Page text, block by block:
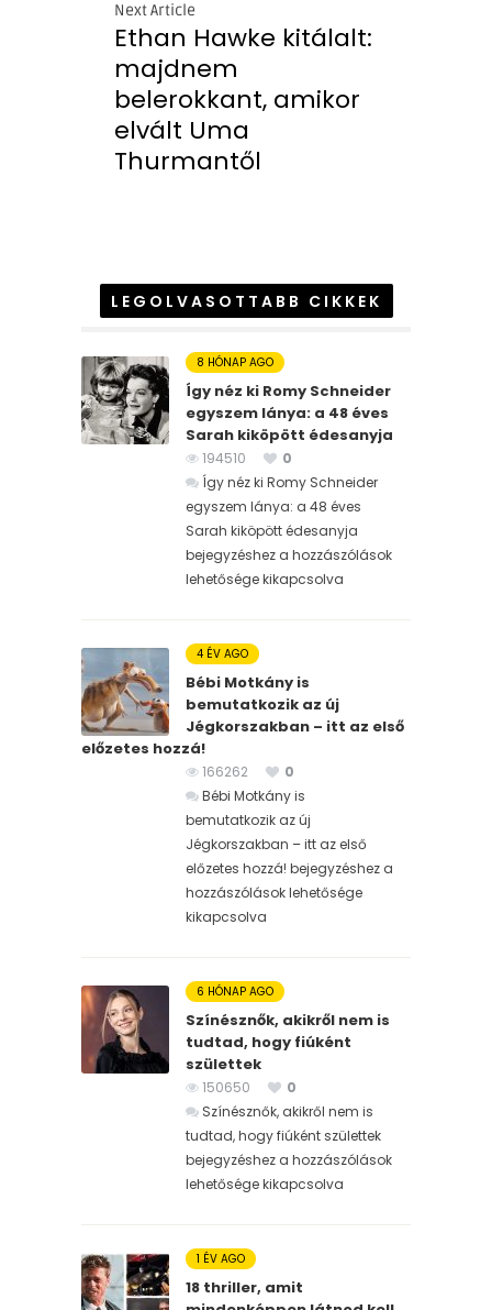
Next Article
Ethan Hawke kitálalt:
majdnem
belerokkant, amikor
elvált Uma
Thurmantől
LEGOLVASOTTABB CIKKEK
8 HÓNAP AGO
Így néz ki Romy Schneider
egyszem lánya: a 48 éves
Sarah kiköpött édesanyja
194510
0
Így néz ki Romy Schneider
egyszem lánya: a 48 éves
Sarah kiköpött édesanyja
bejegyzéshez a hozzászólások
lehetősége kikapcsolva
4 ÉV AGO
Bébi Motkány is
bemutatkozik az új
Jégkorszakban – itt az első
előzetes hozzá!
166262
0
Bébi Motkány is
bemutatkozik az új
Jégkorszakban – itt az első
előzetes hozzá! bejegyzéshez a
hozzászólások lehetősége
kikapcsolva
6 HÓNAP AGO
Színésznők, akikről nem is
tudtad, hogy fiúként
születtek
150650
0
Színésznők, akikről nem is
tudtad, hogy fiúként születtek
bejegyzéshez a hozzászólások
lehetősége kikapcsolva
1 ÉV AGO
18 thriller, amit